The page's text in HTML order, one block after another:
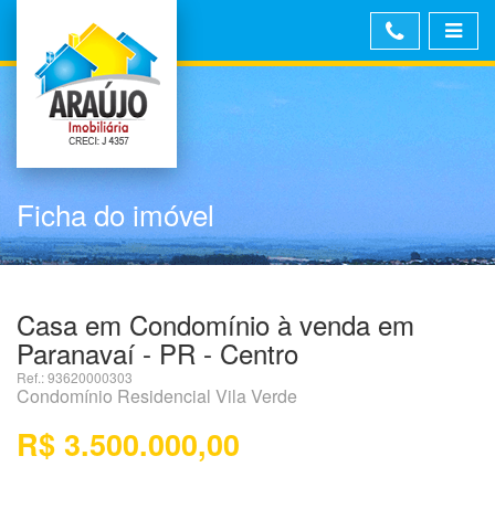
Ficha do imóvel
Casa em Condomínio à venda em
Paranavaí - PR - Centro
Ref.: 93620000303
Condomínio Residencial Vila Verde
R$ 3.500.000,00